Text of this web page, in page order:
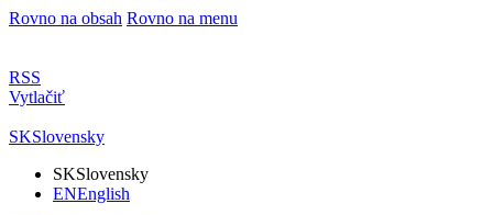
Rovno na obsah Rovno na menu
RSS
Vytlačiť
SKSlovensky
SKSlovensky
ENEnglish